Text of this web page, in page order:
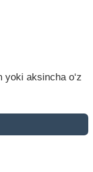
aksincha o‘z